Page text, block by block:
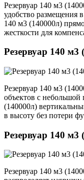
Резервуар 140 м3
удобство размещения
140 м3 (140000л)
жесткости для
Резервуар 140
Резервуар 140 м3
объектов с небольшой
(140000л)
в высоту без потери
Резервуар 140
Резервуар 140 м3